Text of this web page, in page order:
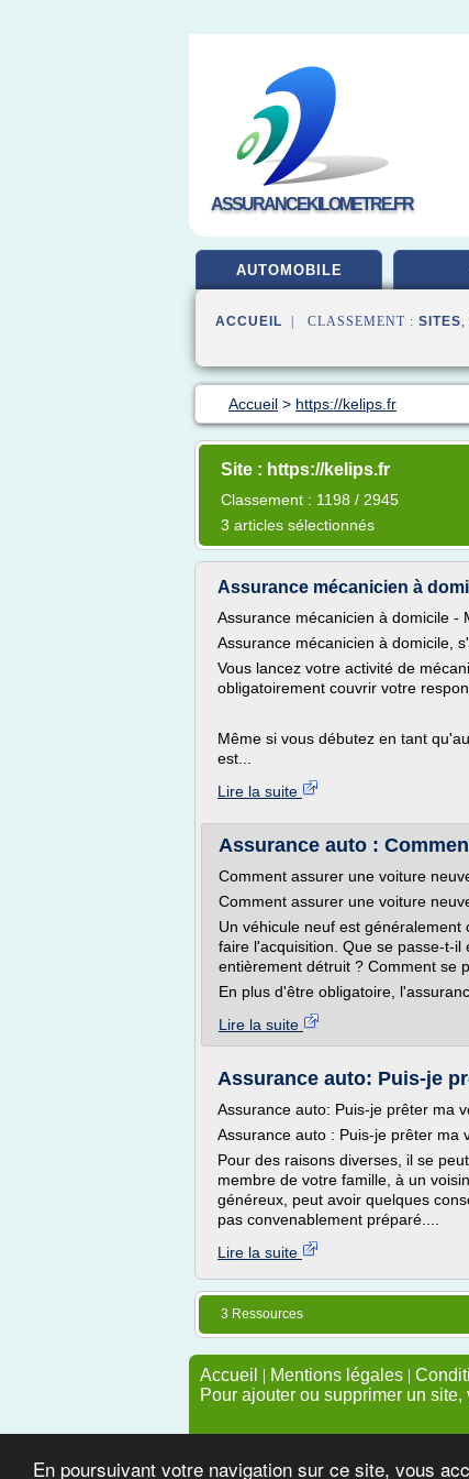
En poursuivant votre navigation sur ce site, vous
ASSURANCEKILOMETRE.FR
AUTOMOBILE
ACCUEIL | CLASSEMENT : SITES,
Accueil > https://kelips.fr
Site : https://kelips.fr
Classement : 1198 / 2945
3 articles sélectionnés
Assurance mécanicien à
Assurance mécanicien à domicile -
Assurance mécanicien à domicile,
Vous lancez votre activité de
obligatoirement couvrir votre
Même si vous débutez en tant
est...
Lire la suite
Assurance auto :
Comment assurer une voiture
Comment assurer une voiture
Un véhicule neuf est
faire l'acquisition. Que se passe-t-
entièrement détruit ? Comment se
En plus d'être obligatoire,
Lire la suite
Assurance auto: Puis-je
Assurance auto: Puis-je prêter ma
Assurance auto : Puis-je prêter ma
Pour des raisons diverses, il se
membre de votre famille, à un
généreux, peut avoir quelques
pas convenablement préparé....
Lire la suite
3 Ressources
Accueil | Mentions légales |
Pour ajouter ou supprimer un